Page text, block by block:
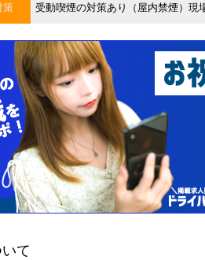
策 受動喫煙の対策あり（屋内禁煙）現
て